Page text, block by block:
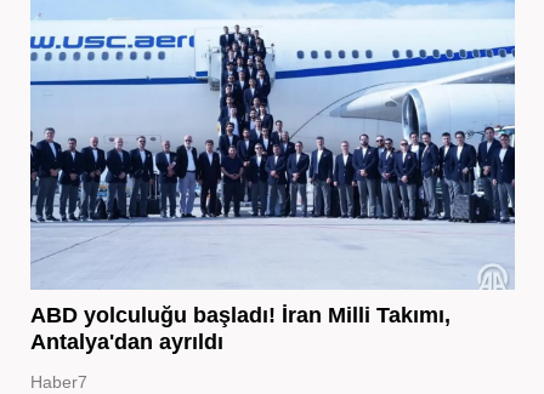
ABD yolculuğu başladı! İran Milli Takımı,
Antalya'dan ayrıldı
Haber7